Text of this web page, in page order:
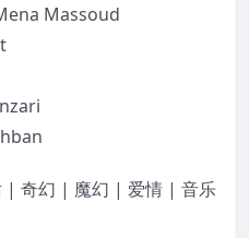
Massoud
幻 | 魔幻 | 爱情 | 音乐